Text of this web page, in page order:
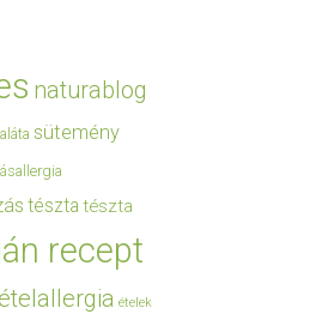
naturablog
sütemény
tészta tészta
recept
ételek